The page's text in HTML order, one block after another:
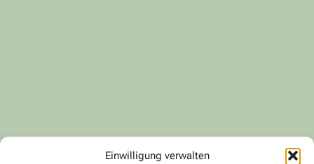
Einwilligung verwalten